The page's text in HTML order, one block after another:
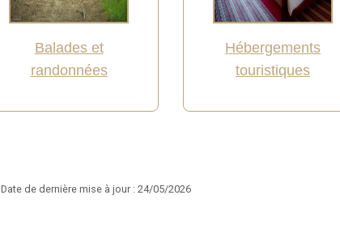
Balades et
randonnées
Hébergements
touristiques
Date de dernière mise à jour : 24/05/2026